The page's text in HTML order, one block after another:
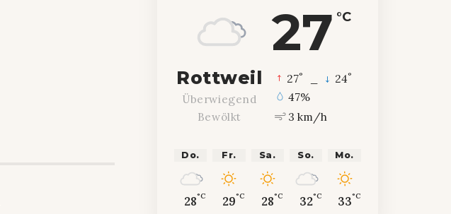
27 °C
Rottweil
Überwiegend
Bewölkt
27° 24°
47%
3 km/h
Do.
28°C
Fr.
29°C
Sa.
28°C
So.
32°C
Mo.
33°C